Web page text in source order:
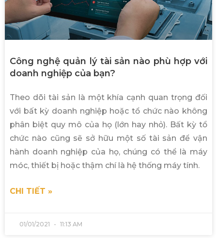
Công nghệ quản lý tài sản nào phù hợp với
doanh nghiệp của bạn?
Theo dõi tài sản là một khía cạnh quan trọng đối
với bất kỳ doanh nghiệp hoặc tổ chức nào không
phân biệt quy mô của họ (lớn hay nhỏ). Bất kỳ tổ
chức nào cũng sẽ sở hữu một số tài sản để vận
hành doanh nghiệp của họ, chúng có thể là máy
móc, thiết bị hoặc thậm chí là hệ thống máy tính.
CHI TIẾT »
01/01/2021 11:13 AM